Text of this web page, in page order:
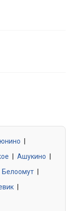
Ашукино
Белоомут